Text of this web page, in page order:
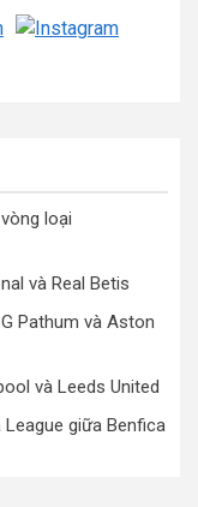
loại
và Real Betis
Pathum và Aston
và Leeds United
giữa Benfica